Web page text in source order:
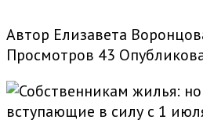
Автор Елизавета
Просмотров 43